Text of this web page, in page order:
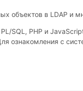
объектов в LDAP и
SQL, PHP и
ознакомления с